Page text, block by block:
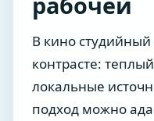
В кино студийный
контрасте:
локальные
подход можно